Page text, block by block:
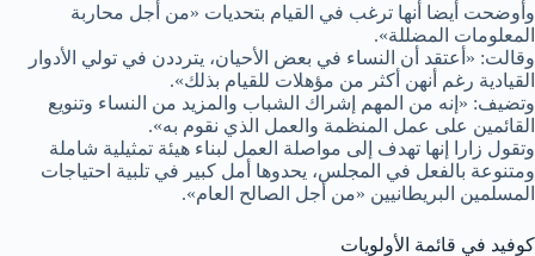
وأوضحت أيضا أنها ترغب في القيام بتحديات «من أجل محاربة
المعلومات المضللة».
وقالت: «أعتقد أن النساء في بعض الأحيان، يترددن في تولي الأدوار
القيادية رغم أنهن أكثر من مؤهلات للقيام بذلك».
وتضيف: «إنه من المهم إشراك الشباب والمزيد من النساء وتنويع
القائمين على عمل المنظمة والعمل الذي نقوم به».
وتقول زارا إنها تهدف إلى مواصلة العمل لبناء هيئة تمثيلية شاملة
ومتنوعة بالفعل في المجلس، يحدوها أمل كبير في تلبية احتياجات
المسلمين البريطانيين «من أجل الصالح العام».
كوفيد في قائمة الأولويات